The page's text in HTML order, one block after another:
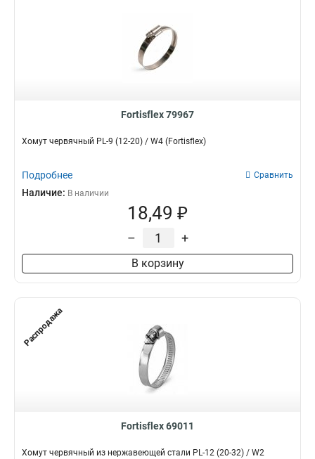
Fortisflex 79967
Хомут червячный PL-9 (12-20) / W4 (Fortisflex)
Подробнее Сравнить
Наличие: В наличии
18,49 ₽
– +
В корзину
Распродажа
Fortisflex 69011
Хомут червячный из нержавеющей стали PL-12 (20-32) / W2